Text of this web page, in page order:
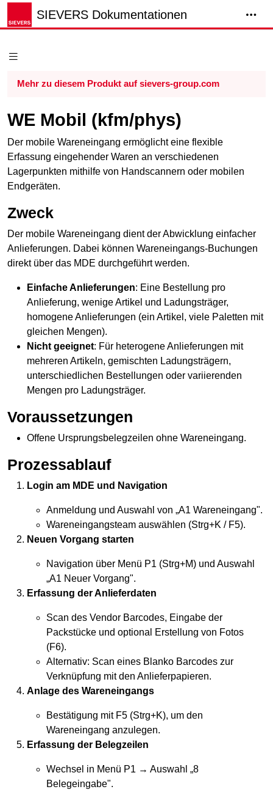
SIEVERS Dokumentationen
Mehr zu diesem Produkt auf sievers-group.com
WE Mobil (kfm/phys)
Der mobile Wareneingang ermöglicht eine flexible
Erfassung eingehender Waren an verschiedenen
Lagerpunkten mithilfe von Handscannern oder mobilen
Endgeräten.
Zweck
Der mobile Wareneingang dient der Abwicklung einfacher
Anlieferungen. Dabei können Wareneingangs-Buchungen
direkt über das MDE durchgeführt werden.
Einfache Anlieferungen: Eine Bestellung pro
Anlieferung, wenige Artikel und Ladungsträger,
homogene Anlieferungen (ein Artikel, viele Paletten mit
gleichen Mengen).
Nicht geeignet: Für heterogene Anlieferungen mit
mehreren Artikeln, gemischten Ladungsträgern,
unterschiedlichen Bestellungen oder variierenden
Mengen pro Ladungsträger.
Voraussetzungen
Offene Ursprungsbelegzeilen ohne Wareneingang.
Prozessablauf
Login am MDE und Navigation
Anmeldung und Auswahl von „A1 Wareneingang".
Wareneingangsteam auswählen (Strg+K / F5).
Neuen Vorgang starten
Navigation über Menü P1 (Strg+M) und Auswahl
„A1 Neuer Vorgang".
Erfassung der Anlieferdaten
Scan des Vendor Barcodes, Eingabe der
Packstücke und optional Erstellung von Fotos
(F6).
Alternativ: Scan eines Blanko Barcodes zur
Verknüpfung mit den Anlieferpapieren.
Anlage des Wareneingangs
Bestätigung mit F5 (Strg+K), um den
Wareneingang anzulegen.
Erfassung der Belegzeilen
Wechsel in Menü P1 → Auswahl „8
Belegeingabe".